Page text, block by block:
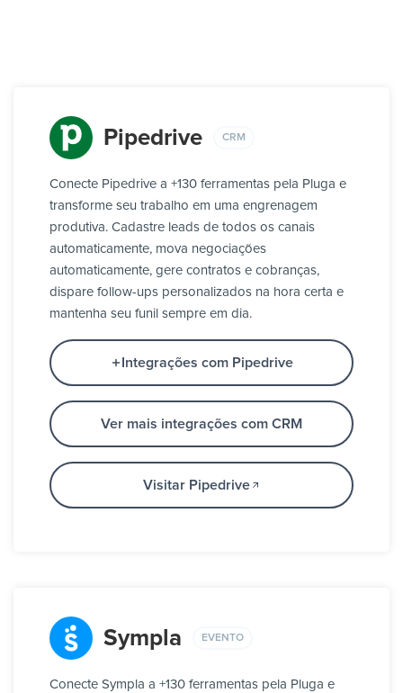
Pipedrive CRM
Conecte Pipedrive a +130 ferramentas pela Pluga e
transforme seu trabalho em uma engrenagem
produtiva. Cadastre leads de todos os canais
automaticamente, mova negociações
automaticamente, gere contratos e cobranças,
dispare follow-ups personalizados na hora certa e
mantenha seu funil sempre em dia.
Integrações com Pipedrive
Ver mais integrações com CRM
Visitar Pipedrive
Sympla EVENTO
Conecte Sympla a +130 ferramentas pela Pluga e